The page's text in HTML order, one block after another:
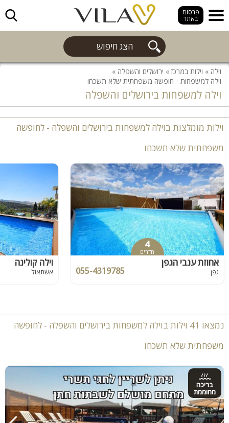
פרסום
באתר
הצג חיפוש
חפש
וילה » וילות במרכז » ירושלים והשפלה »
וילה למשפחות - חופשה משפחתית שלא תשכחו
וילה למשפחות בירושלים והשפלה
וילות מומלצות בוילה למשפחות בירושלים והשפלה - לחופשה
משפחתית שלא תשכחו
4
חדרים
אחוזת ענבי הגפן
גפן 055-4319785
וילה קולינה
אשתאול
נמצאו 41 וילות בוילה למשפחות בירושלים והשפלה - לחופשה
משפחתית שלא תשכחו
בריכה
מחוממת